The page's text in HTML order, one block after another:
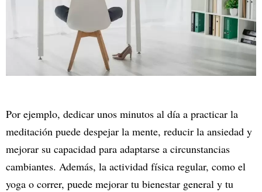
Por ejemplo, dedicar unos minutos al día a practicar la
meditación puede despejar la mente, reducir la ansiedad y
mejorar su capacidad para adaptarse a circunstancias
cambiantes. Además, la actividad física regular, como el
yoga o correr, puede mejorar tu bienestar general y tu